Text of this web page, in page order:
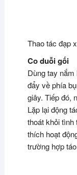
Thao tác đạp
Co duỗi gối
Dùng tay
đẩy về phía
giây. Tiếp đó,
Lặp lại động
thoát khỏi
thích hoạt
trường hợp